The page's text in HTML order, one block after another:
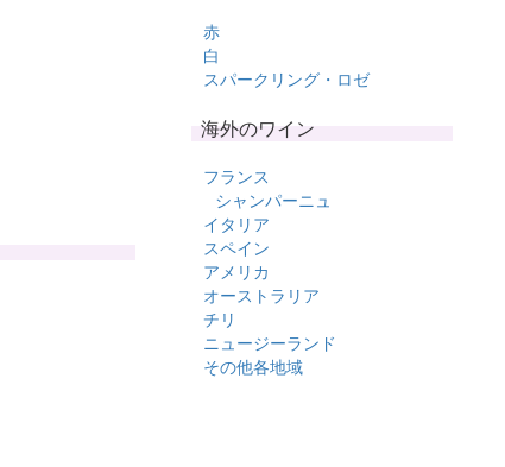
赤
白
スパークリング・ロゼ
海外のワイン
フランス
シャンパーニュ
イタリア
スペイン
アメリカ
オーストラリア
チリ
ニュージーランド
その他各地域